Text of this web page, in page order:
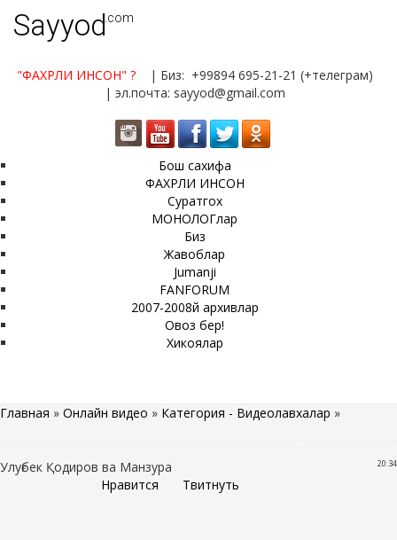
Sayyod.com
"ФАХРЛИ ИНСОН" ?
| Биз: +99894 695-21-21 (+телеграм)
| эл.почта: sayyod@gmail.com
Бош сахифа
ФАХРЛИ ИНСОН
Суратгох
МОНОЛОГлар
Биз
Жавоблар
Jumanji
FANFORUM
2007-2008й архивлар
Овоз бер!
Хикоялар
Главная » Онлайн видео » Категория - Видеолавхалар »
20:34
Улуғбек Қодиров ва Манзура
Нравится
Твитнуть